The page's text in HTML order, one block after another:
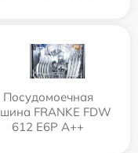
Посудомоечная
FRANKE FDW
612 E6P A++